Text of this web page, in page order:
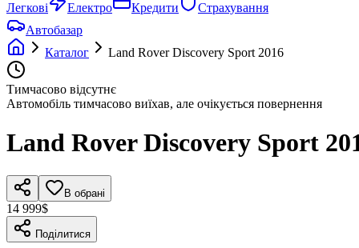
Легкові Електро Кредити
Страхування
Автобазар
Каталог
Land Rover Discovery Sport 2016
Тимчасово відсутнє
Автомобіль тимчасово виїхав, але очікується повернення
Land Rover Discovery Sport
В обрані
14 999$
Поділитися